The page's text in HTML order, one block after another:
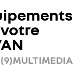
MULTIMEDIA